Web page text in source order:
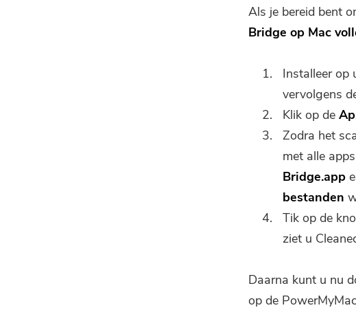
Als je bereid bent
Bridge op Mac
Installeer op
vervolgens
Klik op de
Zodra het
met alle
Bridge.app
bestanden
Tik op de
ziet u
Daarna kunt u nu
op de